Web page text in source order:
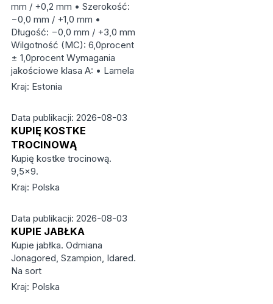
mm / +0,2 mm • Szerokość:
−0,0 mm / +1,0 mm •
Długość: −0,0 mm / +3,0 mm
Wilgotność (MC): 6,0procent
± 1,0procent Wymagania
jakościowe klasa A: • Lamela
Kraj: Estonia
Data publikacji: 2026-08-03
KUPIĘ KOSTKE
TROCINOWĄ
Kupię kostke trocinową.
9,5x9.
Kraj: Polska
Data publikacji: 2026-08-03
KUPIE JABŁKA
Kupie jabłka. Odmiana
Jonagored, Szampion, Idared.
Na sort
Kraj: Polska